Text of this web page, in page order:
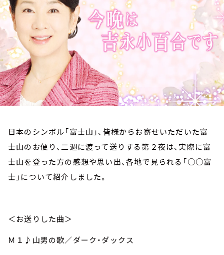
会社情報
日本のシンボル「富士山」、皆様からお寄せいただいた富
士山のお便り、二週に渡って送りする第２夜は、実際に富
士山を登った方の感想や思い出、各地で見られる「○○富
士」について紹介しました。
＜お送りした曲＞
Ｍ１♪山男の歌／ダーク・ダックス